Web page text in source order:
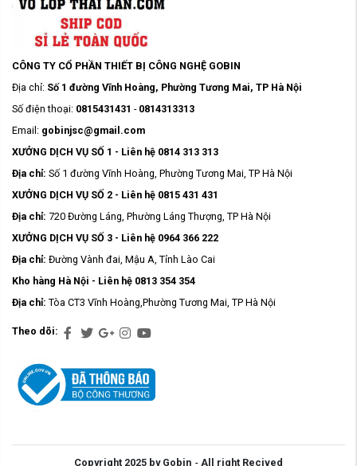
CÔNG TY CỔ PHẦN THIẾT BỊ CÔNG NGHỆ GOBIN
Địa chỉ: Số 1 đường Vĩnh Hoàng, Phường Tương Mai, TP Hà Nội
Số điện thoại: 0815431431 - 0814313313
Email: gobinjsc@gmail.com
XƯỞNG DỊCH VỤ SỐ 1 - Liên hệ 0814 313 313
Địa chỉ: Số 1 đường Vĩnh Hoàng, Phường Tương Mai, TP Hà Nội
XƯỞNG DỊCH VỤ SỐ 2 - Liên hệ 0815 431 431
Địa chỉ: 720 Đường Láng, Phường Láng Thượng, TP Hà Nội
XƯỞNG DỊCH VỤ SỐ 3 - Liên hệ 0964 366 222
Địa chỉ: Đường Vành đai, Mậu A, Tỉnh Lào Cai
Kho hàng Hà Nội - Liên hệ 0813 354 354
Địa chỉ: Tòa CT3 Vĩnh Hoàng,Phường Tương Mai, TP Hà Nội
Theo dõi:
Copyright 2025 by Gobin - All right Recived